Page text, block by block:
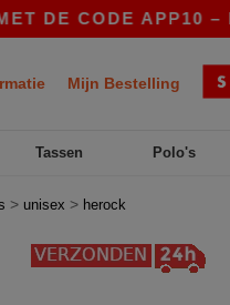
CODE APP10 – NOG
Mijn Bestelling
Tassen Polo's
> unisex > herock